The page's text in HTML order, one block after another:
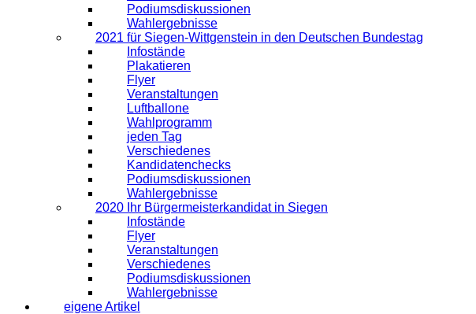
Podiumsdiskussionen
Wahlergebnisse
2021 für Siegen-Wittgenstein in den Deutschen Bundestag
Infostände
Plakatieren
Flyer
Veranstaltungen
Luftballone
Wahlprogramm
jeden Tag
Verschiedenes
Kandidatenchecks
Podiumsdiskussionen
Wahlergebnisse
2020 Ihr Bürgermeisterkandidat in Siegen
Infostände
Flyer
Veranstaltungen
Verschiedenes
Podiumsdiskussionen
Wahlergebnisse
eigene Artikel